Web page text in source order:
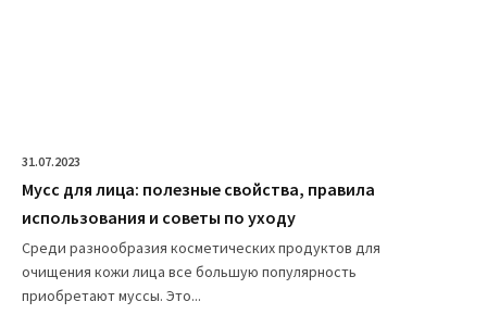
31.07.2023
Мусс для лица: полезные свойства, правила
использования и советы по уходу
Среди разнообразия косметических продуктов для
очищения кожи лица все большую популярность
приобретают муссы. Это...